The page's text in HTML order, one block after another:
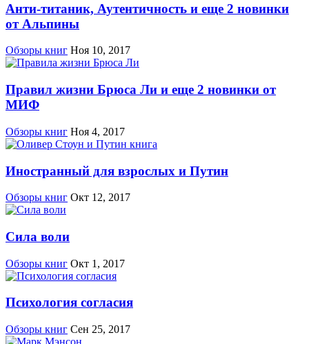
Анти-титаник, Аутентичность и еще 2 новинки
от Альпины
Обзоры книг Ноя 10, 2017
Правил жизни Брюса Ли и еще 2 новинки от
МИФ
Обзоры книг Ноя 4, 2017
Иностранный для взрослых и Путин
Обзоры книг Окт 12, 2017
Сила воли
Обзоры книг Окт 1, 2017
Психология согласия
Обзоры книг Сен 25, 2017